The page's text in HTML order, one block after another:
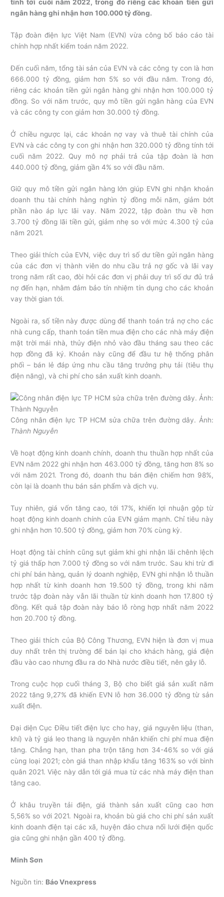
tính tới cuối năm 2022, trong đó riêng các khoản tiền gửi
ngân hàng ghi nhận hơn 100.000 tỷ đồng.
Tập đoàn điện lực Việt Nam (EVN) vừa công bố báo cáo tài
chính hợp nhất kiểm toán năm 2022.
Đến cuối năm, tổng tài sản của EVN và các công ty con là hơn
666.000 tỷ đồng, giảm hơn 5% so với đầu năm. Trong đó,
riêng các khoản tiền gửi ngân hàng ghi nhận hơn 100.000 tỷ
đồng. So với năm trước, quy mô tiền gửi ngân hàng của EVN
và các công ty con giảm hơn 30.000 tỷ đồng.
Ở chiều ngược lại, các khoản nợ vay và thuê tài chính của
EVN và các công ty con ghi nhận hơn 320.000 tỷ đồng tính tới
cuối năm 2022. Quy mô nợ phải trả của tập đoàn là hơn
440.000 tỷ đồng, giảm gần 4% so với đầu năm.
Giữ quy mô tiền gửi ngân hàng lớn giúp EVN ghi nhận khoản
doanh thu tài chính hàng nghìn tỷ đồng mỗi năm, giảm bớt
phần nào áp lực lãi vay. Năm 2022, tập đoàn thu về hơn
3.700 tỷ đồng lãi tiền gửi, giảm nhẹ so với mức 4.300 tỷ của
năm 2021.
Theo giải thích của EVN, việc duy trì số dư tiền gửi ngân hàng
của các đơn vị thành viên do nhu cầu trả nợ gốc và lãi vay
trong năm rất cao, đòi hỏi các đơn vị phải duy trì số dư đủ trả
nợ đến hạn, nhằm đảm bảo tín nhiệm tín dụng cho các khoản
vay thời gian tới.
Ngoài ra, số tiền này được dùng để thanh toán trả nợ cho các
nhà cung cấp, thanh toán tiền mua điện cho các nhà máy điện
mặt trời mái nhà, thủy điện nhỏ vào đầu tháng sau theo các
hợp đồng đã ký. Khoản này cũng để đầu tư hệ thống phân
phối – bán lẻ đáp ứng nhu cầu tăng trưởng phụ tải (tiêu thụ
điện năng), và chi phí cho sản xuất kinh doanh.
Công nhân điện lực TP HCM sửa chữa trên đường dây. Ảnh:
Thành Nguyễn
Về hoạt động kinh doanh chính, doanh thu thuần hợp nhất của
EVN năm 2022 ghi nhận hơn 463.000 tỷ đồng, tăng hơn 8% so
với năm 2021. Trong đó, doanh thu bán điện chiếm hơn 98%,
còn lại là doanh thu bán sản phẩm và dịch vụ.
Tuy nhiên, giá vốn tăng cao, tới 17%, khiến lợi nhuận gộp từ
hoạt động kinh doanh chính của EVN giảm mạnh. Chỉ tiêu này
ghi nhận hơn 10.500 tỷ đồng, giảm hơn 70% cùng kỳ.
Hoạt động tài chính cũng sụt giảm khi ghi nhận lãi chênh lệch
tỷ giá thấp hơn 7.000 tỷ đồng so với năm trước. Sau khi trừ đi
chi phí bán hàng, quản lý doanh nghiệp, EVN ghi nhận lỗ thuần
hợp nhất từ kinh doanh hơn 19.500 tỷ đồng, trong khi năm
trước tập đoàn này vẫn lãi thuần từ kinh doanh hơn 17.800 tỷ
đồng. Kết quả tập đoàn này báo lỗ ròng hợp nhất năm 2022
hơn 20.700 tỷ đồng.
Theo giải thích của Bộ Công Thương, EVN hiện là đơn vị mua
duy nhất trên thị trường để bán lại cho khách hàng, giá điện
đầu vào cao nhưng đầu ra do Nhà nước điều tiết, nên gây lỗ.
Trong cuộc họp cuối tháng 3, Bộ cho biết giá sản xuất năm
2022 tăng 9,27% đã khiến EVN lỗ hơn 36.000 tỷ đồng từ sản
xuất điện.
Đại diện Cục Điều tiết điện lực cho hay, giá nguyên liệu (than,
khí) và tỷ giá leo thang là nguyên nhân khiến chi phí mua điện
tăng. Chẳng hạn, than pha trộn tăng hơn 34-46% so với giá
cùng loại 2021; còn giá than nhập khẩu tăng 163% so với bình
quân 2021. Việc này dẫn tới giá mua từ các nhà máy điện than
tăng cao.
Ở khâu truyền tải điện, giá thành sản xuất cũng cao hơn
5,56% so với 2021. Ngoài ra, khoản bù giá cho chi phí sản xuất
kinh doanh điện tại các xã, huyện đảo chưa nối lưới điện quốc
gia cũng ghi nhận gần 400 tỷ đồng.
Minh Sơn
Nguồn tin: Báo Vnexpress